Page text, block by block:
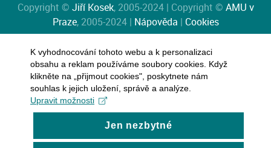
Copyright © Jiří Kosek, 2005-2024 | Copyright © AMU v
Praze, 2005-2024 | Nápověda | Cookies
K vyhodnocování tohoto webu a k personalizaci
obsahu a reklam používáme soubory cookies. Když
klikněte na „přijmout cookies", poskytnete nám
souhlas k jejich uložení, správě a analýze.
Upravit možnosti
Jen nezbytné